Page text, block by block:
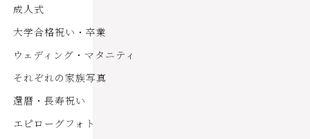
成人式
大学合格祝い・卒業
ウェディング・マタニティ
それぞれの家族写真
還暦・長寿祝い
エピローグフォト